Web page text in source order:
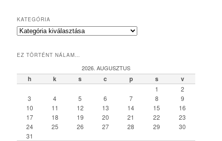
KATEGÓRIA
K
e
r
EZ TÖRTÉNT NÁLAM…
2026. AUGUSZTUS
h k s c p s v
1
2
3
4 5 6 7 8
9
10
11 12 13 14 15
16
17
18 19 20 21 22
23
24
25 26 27 28 29
30
31